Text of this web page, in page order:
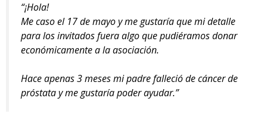
“¡Hola!
Me caso el 17 de mayo y me gustaría que mi detalle
para los invitados fuera algo que pudiéramos donar
económicamente a la asociación.
Hace apenas 3 meses mi padre falleció de cáncer de
próstata y me gustaría poder ayudar.”